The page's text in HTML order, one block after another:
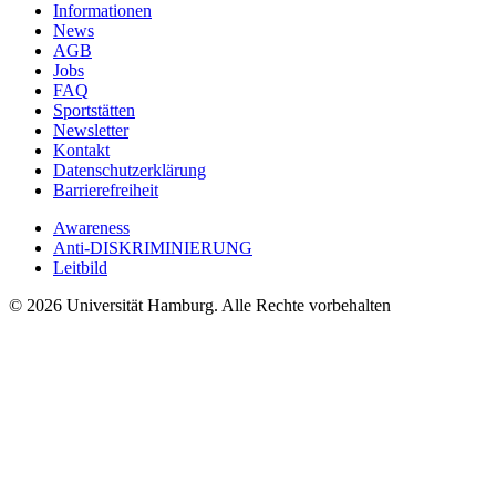
Informationen
News
AGB
Jobs
FAQ
Sportstätten
Newsletter
Kontakt
Datenschutzerklärung
Barrierefreiheit
Awareness
Anti-DISKRIMINIERUNG
Leitbild
© 2026 Universität Hamburg. Alle Rechte vorbehalten